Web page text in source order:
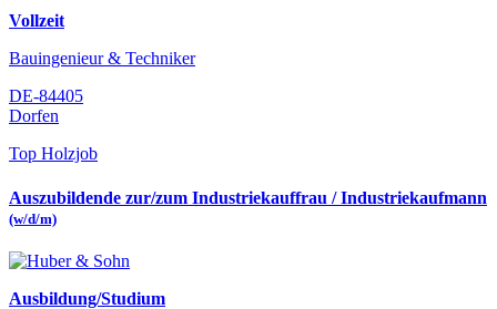
Vollzeit
Bauingenieur & Techniker
DE-84405
Dorfen
Top Holzjob
Auszubildende zur/zum Industriekauffrau / Industriekaufmann
(w/d/m)
Ausbildung/Studium